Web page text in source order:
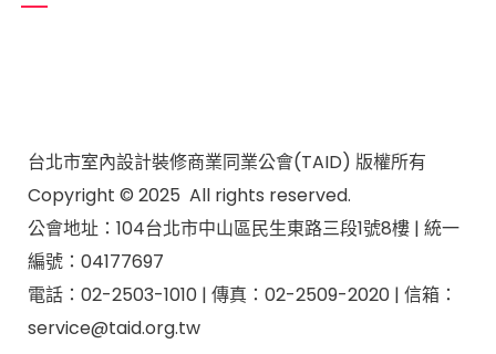
台北市室內設計裝修商業同業公會(TAID) 版權所有
Copyright © 2025 All rights reserved.
公會地址：104台北市中山區民生東路三段1號8樓 | 統一
編號：04177697
電話：02-2503-1010 | 傳真：02-2509-2020 | 信箱：
service@taid.org.tw